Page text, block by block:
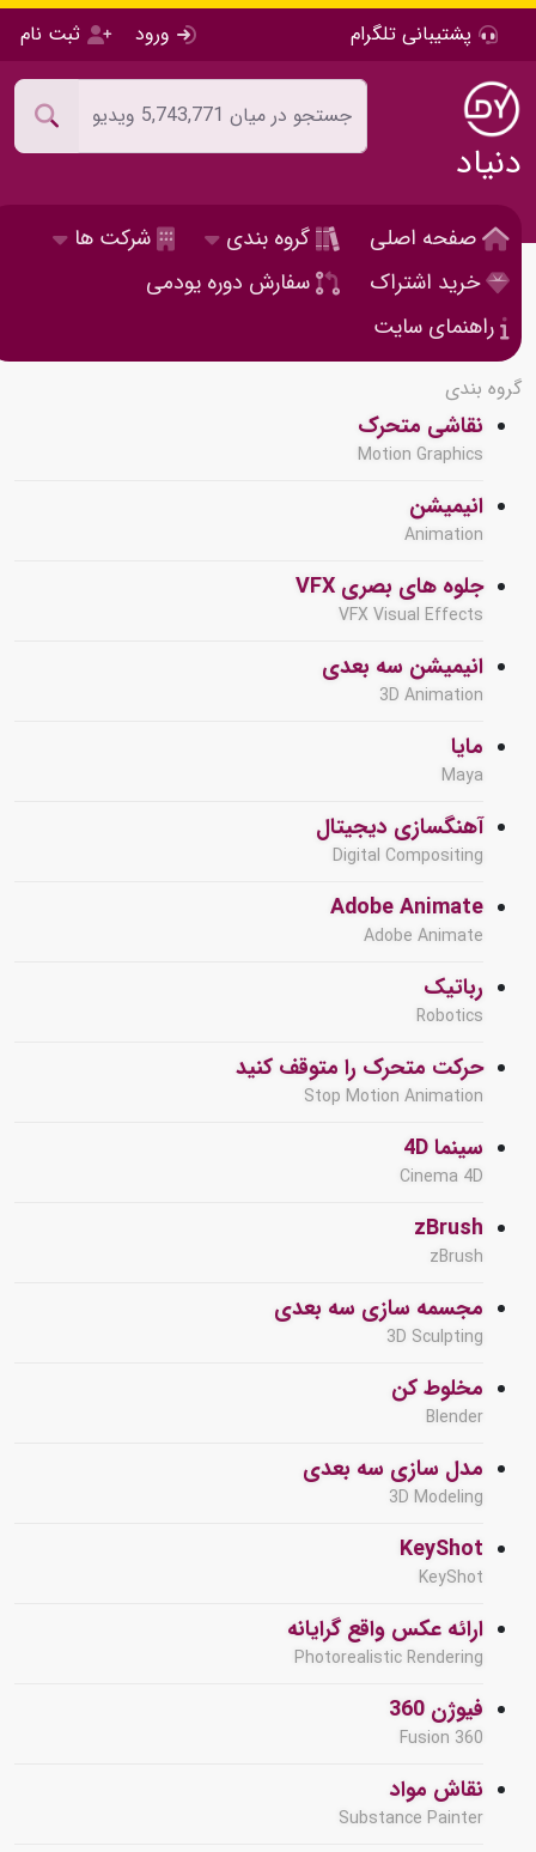
پشتیبانی تلگرام ورود ثبت نام
دنیاد
صفحه اصلی گروه بندی
شرکت ها
خرید اشتراک
سفارش دوره یودمی
راهنمای سایت
گروه بندی
نقاشی متحرک
Motion Graphics
انیمیشن
Animation
جلوه های بصری VFX
VFX Visual Effects
انیمیشن سه بعدی
3D Animation
مایا
Maya
آهنگسازی دیجیتال
Digital Compositing
Adobe Animate
Adobe Animate
رباتیک
Robotics
حرکت متحرک را متوقف کنید
Stop Motion Animation
سینما 4D
Cinema 4D
zBrush
zBrush
مجسمه سازی سه بعدی
3D Sculpting
مخلوط کن
Blender
مدل سازی سه بعدی
3D Modeling
KeyShot
KeyShot
ارائه عکس واقع گرایانه
Photorealistic Rendering
فیوژن 360
Fusion 360
نقاش مواد
Substance Painter